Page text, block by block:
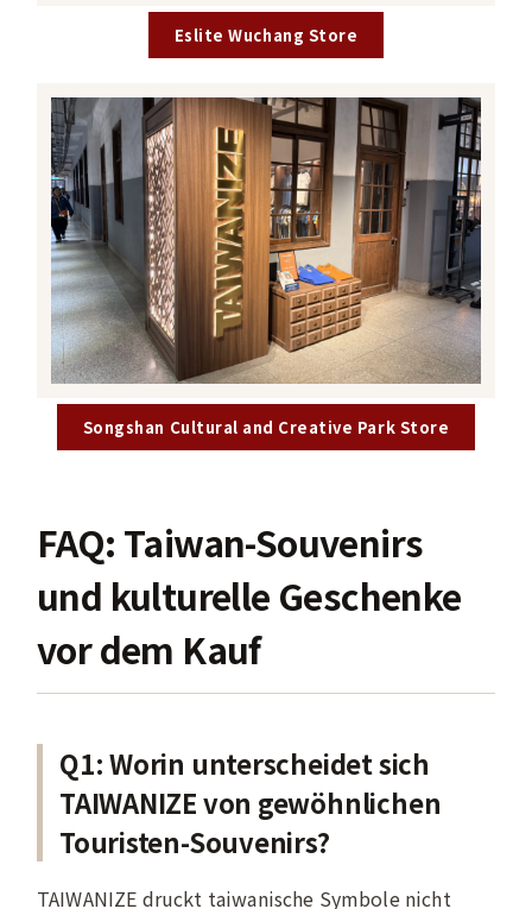
Eslite Wuchang Store
Songshan Cultural and Creative Park Store
FAQ: Taiwan-Souvenirs
und kulturelle Geschenke
vor dem Kauf
Q1: Worin unterscheidet sich
TAIWANIZE von gewöhnlichen
Touristen-Souvenirs?
TAIWANIZE druckt taiwanische Symbole nicht